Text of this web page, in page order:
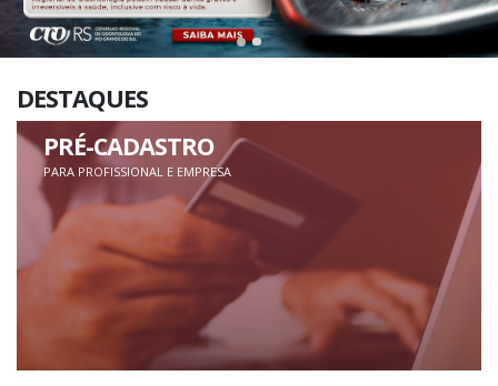
DESTAQUES
PRÉ-CADASTRO
PARA PROFISSIONAL E EMPRESA